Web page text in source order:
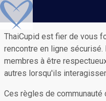
ThaiCupid est fier de vous
rencontre en ligne
membres à être
autres lorsqu'ils
Ces règles de